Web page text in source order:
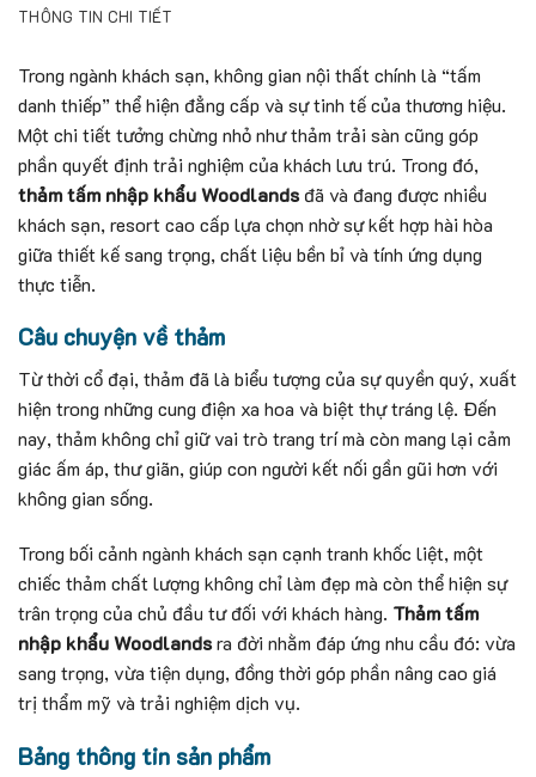
THÔNG TIN CHI TIẾT
Trong ngành khách sạn, không gian nội thất chính là “tấm
danh thiếp” thể hiện đẳng cấp và sự tinh tế của thương hiệu.
Một chi tiết tưởng chừng nhỏ như thảm trải sàn cũng góp
phần quyết định trải nghiệm của khách lưu trú. Trong đó,
thảm tấm nhập khẩu Woodlandsđã và đang được nhiều
khách sạn, resort cao cấp lựa chọn nhờ sự kết hợp hài hòa
giữa thiết kế sang trọng, chất liệu bền bỉ và tính ứng dụng
thực tiễn.
Câu chuyện về thảm
Từ thời cổ đại, thảm đã là biểu tượng của sự quyền quý, xuất
hiện trong những cung điện xa hoa và biệt thự tráng lệ. Đến
nay, thảm không chỉ giữ vai trò trang trí mà còn mang lại cảm
giác ấm áp, thư giãn, giúp con người kết nối gần gũi hơn với
không gian sống.
Trong bối cảnh ngành khách sạn cạnh tranh khốc liệt, một
chiếc thảm chất lượng không chỉ làm đẹp mà còn thể hiện sự
trân trọng của chủ đầu tư đối với khách hàng. Thảm tấm
nhập khẩu Woodlandsra đời nhằm đáp ứng nhu cầu đó: vừa
sang trọng, vừa tiện dụng, đồng thời góp phần nâng cao giá
trị thẩm mỹ và trải nghiệm dịch vụ.
Bảng thông tin sản phẩm